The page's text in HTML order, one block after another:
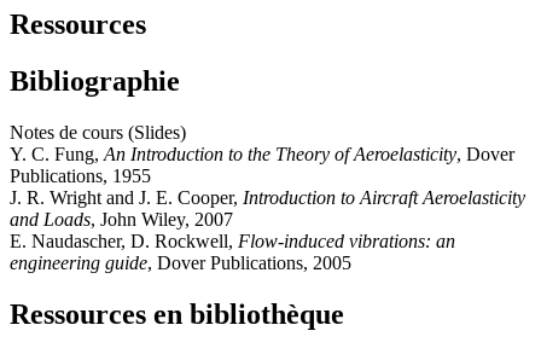
Ressources
Bibliographie
Notes de cours (Slides)
Y. C. Fung, An Introduction to the Theory of Aeroelasticity, Dover
Publications, 1955
J. R. Wright and J. E. Cooper, Introduction to Aircraft Aeroelasticity
and Loads, John Wiley, 2007
E. Naudascher, D. Rockwell, Flow-induced vibrations: an
engineering guide, Dover Publications, 2005
Ressources en bibliothèque